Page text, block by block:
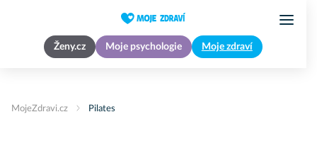
Ženy.cz Moje psychologie Moje zdraví
MojeZdravi.cz Pilates